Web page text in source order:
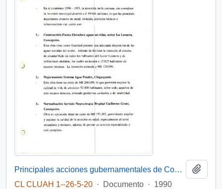
Principales acciones gubernamentales de Concepción entre 1990-1993
CL CLUAH 1--26-5-20 · Documento · 1990